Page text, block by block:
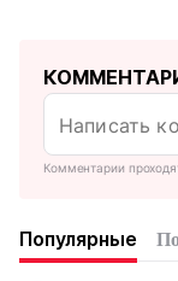
Комментарии
Популярные